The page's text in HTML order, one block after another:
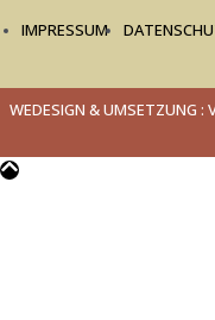
IMPRESSUM
WEDESIGN & UMSETZUNG :